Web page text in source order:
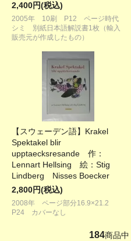
2,400円(税込)
2005年 10刷 P12 ページ時代
シミ 別紙日本語解説書1枚（輸入
販売元が作成したもの）
【スウェーデン語】Krakel
Spektakel blir
upptaecksresande 作：
Lennart Hellsing 絵：Stig
Lindberg Nisses Boecker
2,800円(税込)
2008年 ページ部分16.9×21.2
P24 カバーなし
184商品中